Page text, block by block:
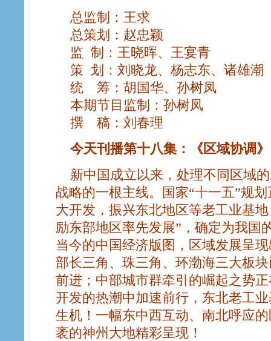
总监制：王求
总策划：赵忠颖
监 制：王晓晖、王宴青
策 划：刘晓龙、杨志东、诸雄潮
统 筹：胡国华、孙树凤
本期节目监制：孙树凤
撰 稿：刘春理
今天刊播第十八集：《区域协调》
新中国成立以来，处理不同区域
战略的一根主线。国家“十一五”规
大开发，振兴东北地区等老工业基
励东部地区率先发展”，确定为我国
当今的中国经济版图，区域发展呈
部长三角、珠三角、环渤海三大板
前进；中部城市群牵引的崛起之势
开发的热潮中加速前行，东北老工
生机！一幅东中西互动、南北呼应
袤的神州大地精彩呈现！